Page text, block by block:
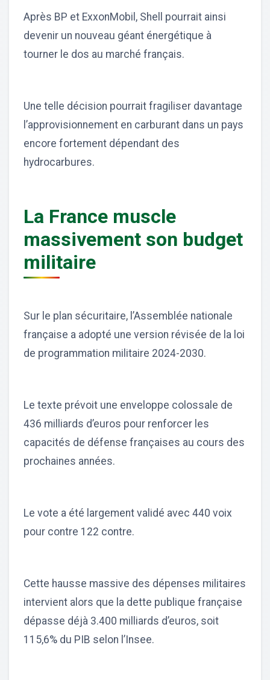
Après BP et ExxonMobil, Shell pourrait ainsi
devenir un nouveau géant énergétique à
tourner le dos au marché français.
Une telle décision pourrait fragiliser davantage
l’approvisionnement en carburant dans un pays
encore fortement dépendant des
hydrocarbures.
La France muscle
massivement son budget
militaire
Sur le plan sécuritaire, l’Assemblée nationale
française a adopté une version révisée de la loi
de programmation militaire 2024-2030.
Le texte prévoit une enveloppe colossale de
436 milliards d’euros pour renforcer les
capacités de défense françaises au cours des
prochaines années.
Le vote a été largement validé avec 440 voix
pour contre 122 contre.
Cette hausse massive des dépenses militaires
intervient alors que la dette publique française
dépasse déjà 3.400 milliards d’euros, soit
115,6% du PIB selon l’Insee.